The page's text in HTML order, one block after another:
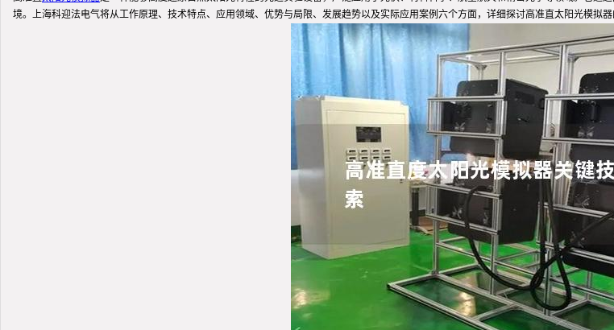
境。上海科迎法电气将从工作原理、技术特点、应用领域、优势与局限、发展趋势以及实际应用案例六个方面，详细探讨高准直太阳光模拟